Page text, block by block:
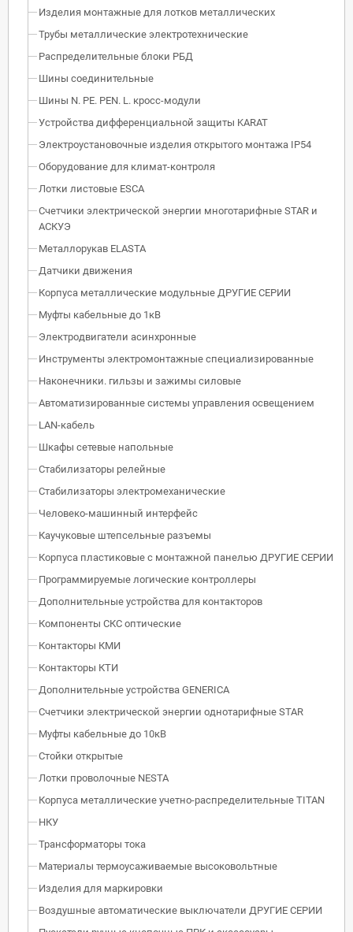
Изделия монтажные для лотков металлических
Трубы металлические электротехнические
Распределительные блоки РБД
Шины соединительные
Шины N. PE. PEN. L. кросс-модули
Устройства дифференциальной защиты KARAT
Электроустановочные изделия открытого монтажа IP54
Оборудование для климат-контроля
Лотки листовые ESCA
Счетчики электрической энергии многотарифные STAR и
АСКУЭ
Металлорукав ELASTA
Датчики движения
Корпуса металлические модульные ДРУГИЕ СЕРИИ
Муфты кабельные до 1кВ
Электродвигатели асинхронные
Инструменты электромонтажные специализированные
Наконечники. гильзы и зажимы силовые
Автоматизированные системы управления освещением
LAN-кабель
Шкафы сетевые напольные
Стабилизаторы релейные
Стабилизаторы электромеханические
Человеко-машинный интерфейс
Каучуковые штепсельные разъемы
Корпуса пластиковые с монтажной панелью ДРУГИЕ СЕРИИ
Программируемые логические контроллеры
Дополнительные устройства для контакторов
Компоненты СКС оптические
Контакторы КМИ
Контакторы КТИ
Дополнительные устройства GENERICA
Счетчики электрической энергии однотарифные STAR
Муфты кабельные до 10кВ
Стойки открытые
Лотки проволочные NESTA
Корпуса металлические учетно-распределительные TITAN
НКУ
Трансформаторы тока
Материалы термоусаживаемые высоковольтные
Изделия для маркировки
Воздушные автоматические выключатели ДРУГИЕ СЕРИИ